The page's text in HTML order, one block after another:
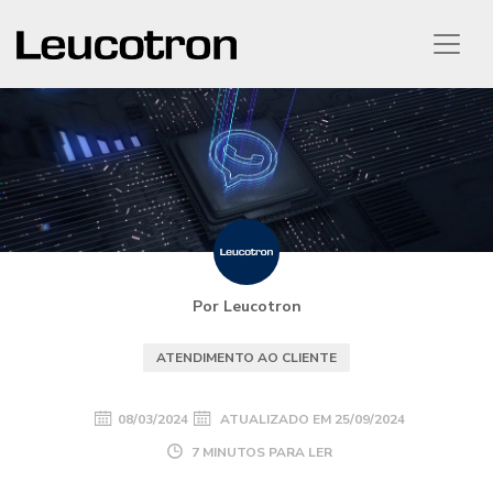
Por Leucotron
ATENDIMENTO AO CLIENTE
08/03/2024 ATUALIZADO EM 25/09/2024
7 MINUTOS PARA LER